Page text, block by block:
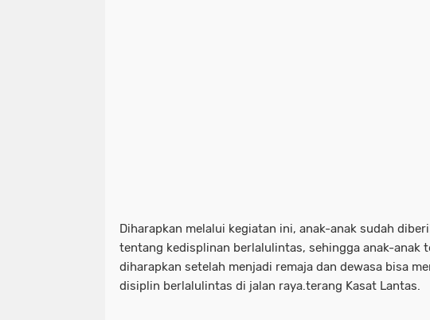
Diharapkan melalui kegiatan ini, anak-anak sudah
tentang kedisplinan berlalulintas, sehingga anak-anak
diharapkan setelah menjadi remaja dan dewasa bisa
disiplin berlalulintas di jalan raya.terang Kasat Lantas.